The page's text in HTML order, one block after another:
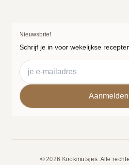
Nieuwsbrief
Schrijf je in voor wekelijkse
© 2026 Kookmutsjes. Alle